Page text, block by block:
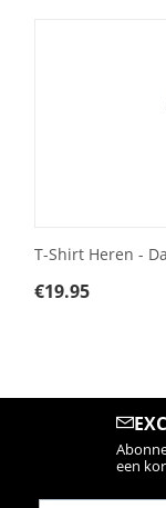
T-Shirt Heren -
€19.95
een